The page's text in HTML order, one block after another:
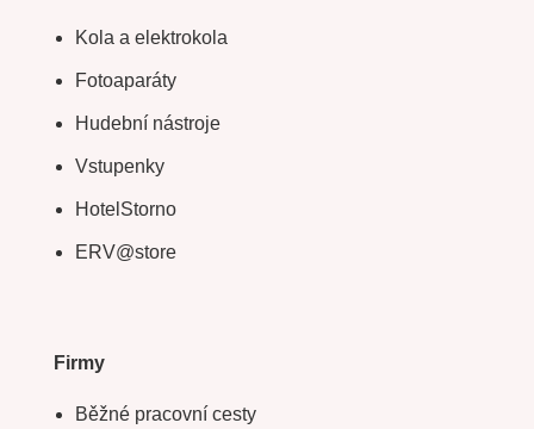
Kola a elektrokola
Fotoaparáty
Hudební nástroje
Vstupenky
HotelStorno
ERV@store
Firmy
Běžné pracovní cesty